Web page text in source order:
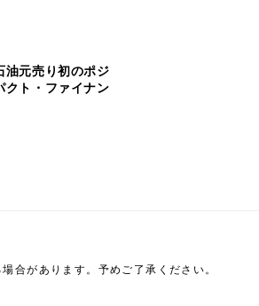
油元売り初のポジ
クト・ファイナン
銀行と
合があります。予めご了承ください。